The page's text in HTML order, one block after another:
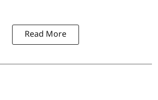
Read More